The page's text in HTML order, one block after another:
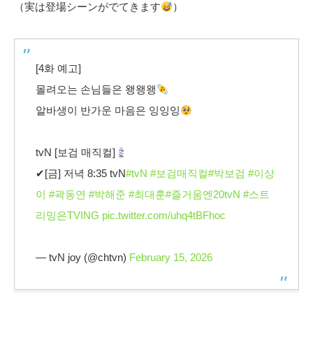
（実は登場シーンがでてきます
）
[4화 예고]
몰려오는 손님들은 왱왱왱
알바생이 반가운 마음은 잉잉잉
tvN [보검 매직컬]
✔[금] 저녁 8:35 tvN#tvN #보검매직컬#박보검 #이상
이 #곽동연 #박해준 #최대훈#즐거움엔20tvN #스트
리밍은TVING pic.twitter.com/uhq4tBFhoc
— tvN joy (@chtvn) February 15, 2026